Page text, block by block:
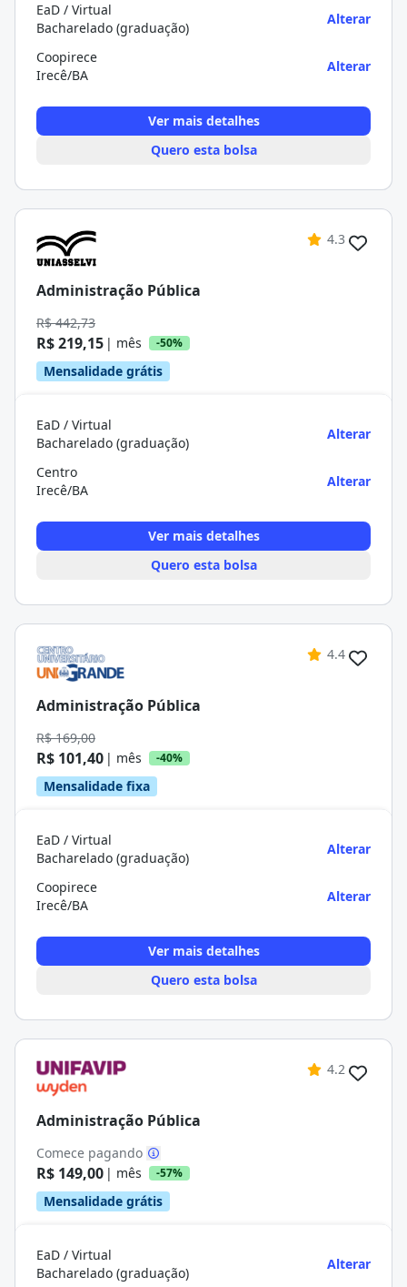
EaD / Virtual
Bacharelado (graduação)
Alterar
Coopirece
Irecê/BA
Alterar
Ver mais detalhes
Quero esta bolsa
4.3
Administração Pública
R$ 442,73
R$ 219,15 | mês -50%
Mensalidade grátis
EaD / Virtual
Bacharelado (graduação)
Alterar
Centro
Irecê/BA
Alterar
Ver mais detalhes
Quero esta bolsa
4.4
Administração Pública
R$ 169,00
R$ 101,40 | mês -40%
Mensalidade fixa
EaD / Virtual
Bacharelado (graduação)
Alterar
Coopirece
Irecê/BA
Alterar
Ver mais detalhes
Quero esta bolsa
4.2
Administração Pública
Comece pagando
R$ 149,00 | mês -57%
Mensalidade grátis
EaD / Virtual
Bacharelado (graduação)
Alterar